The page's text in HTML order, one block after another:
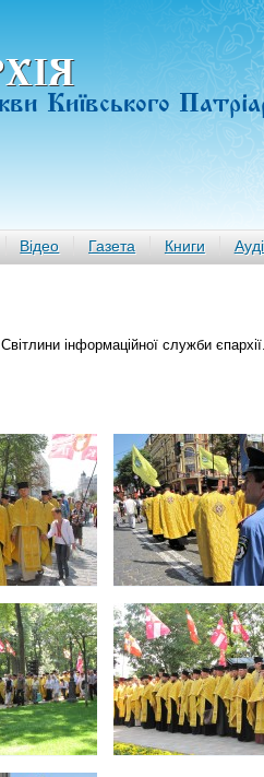
Київського
Відео Газета Книги
інформаційної служби єпархії.